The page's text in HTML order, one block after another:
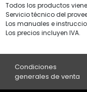
Todos los productos
Servicio técnico del
Los manuales e
Los precios incluyen IVA.
Condiciones
generales de venta